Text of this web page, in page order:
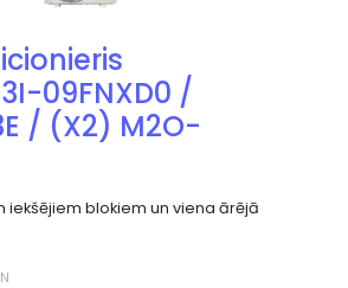
09FNXD0 /
/ (X2) M2O-
iekšējiem blokiem un viena ārējā